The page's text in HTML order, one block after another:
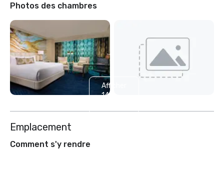
Photos des chambres
Afficher
14
Emplacement
Comment s'y rendre